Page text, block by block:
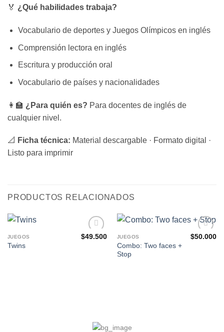
🏅 ¿Qué habilidades trabaja?
Vocabulario de deportes y Juegos Olímpicos en inglés
Comprensión lectora en inglés
Escritura y producción oral
Vocabulario de países y nacionalidades
👩‍🏫 ¿Para quién es? Para docentes de inglés de
cualquier nivel.
📐 Ficha técnica: Material descargable · Formato digital ·
Listo para imprimir
PRODUCTOS RELACIONADOS
Agregar
JUEGOS
Twins
$49.500
Agregar
JUEGOS
Combo: Two faces +
Stop
$50.000